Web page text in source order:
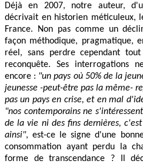
Déjà en 2007, notre auteur,
décrivait en historien méticuleux,
France. Non pas comme un
façon méthodique, pragmatique,
réel, sans perdre cependant
reconquête. Ses interrogations
encore : "un pays où 50% de la
jeunesse -peut-être pas la même-
pas un pays en crise, et en mal
"nos contemporains ne
de la vie ni des fins dernières,
ainsi", est-ce le signe d'une
consommation ayant perdu la
forme de transcendance ? Il